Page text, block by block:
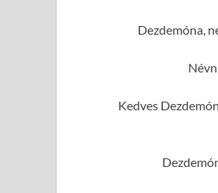
Dezdemóna,
Kedves